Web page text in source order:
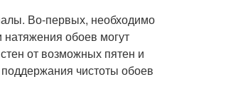
Во-первых, необходимо
обоев могут
от возможных пятен и
чистоты обоев